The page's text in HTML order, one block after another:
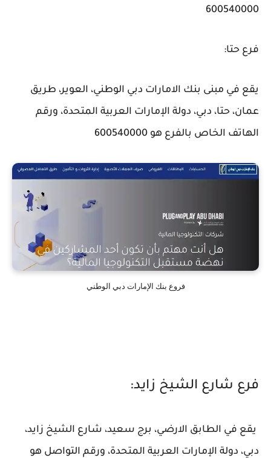
600540000
فرع حتا:
يقع في مبنى بنك الامارات دبي الوطني، العوير، طريق
عمان، حتا، دبي، دولة الإمارات العربية المتحدة، ورقم
الهاتف الخاص بالفرع هو 600540000
فروع بنك الإمارات دبي الوطني
فرع شارع الشيخ زايد:
يقع في الطابق الارضي، برج سعيد، شارع الشيخ زايد،
دبي، دولة الإمارات العربية المتحدة، ورقم التواصل هو